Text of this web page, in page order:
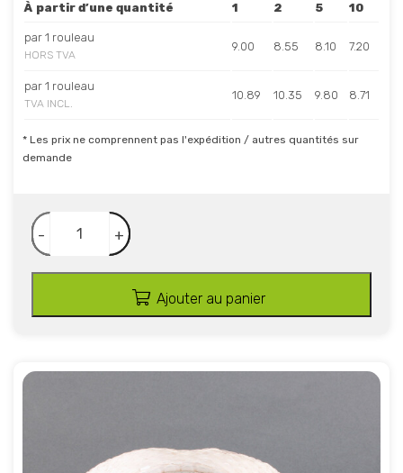
À partir d’une quantité 1 2 5 10
par 1 rouleau
HORS TVA
9.00 8.55 8.10 7.20
par 1 rouleau
TVA INCL.
10.89 10.35 9.80 8.71
* Les prix ne comprennent pas l'expédition / autres quantités sur
demande
- +
Ajouter au panier